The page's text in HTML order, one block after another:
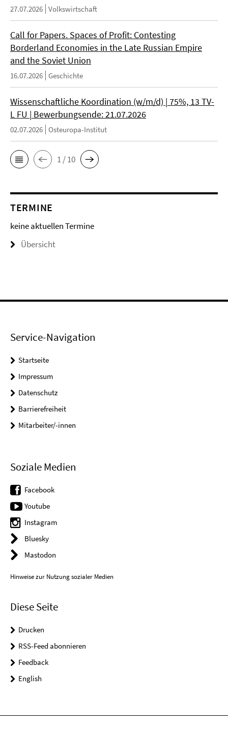
27.07.2026 Volkswirtschaft
Call for Papers. Spaces of Profit: Contesting
Borderland Economies in the Late Russian Empire
and the Soviet Union
16.07.2026 Geschichte
Wissenschaftliche Koordination (w/m/d) | 75%, 13 TV-
L FU | Bewerbungsende: 21.07.2026
02.07.2026 Osteuropa-Institut
1 / 10
TERMINE
keine aktuellen Termine
Übersicht
Service-Navigation
Startseite
Impressum
Datenschutz
Barrierefreiheit
Mitarbeiter/-innen
Soziale Medien
Facebook
Youtube
Instagram
Bluesky
Mastodon
Hinweise zur Nutzung sozialer Medien
Diese Seite
Drucken
RSS-Feed abonnieren
Feedback
English